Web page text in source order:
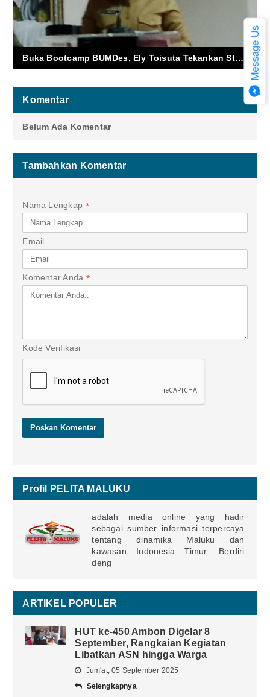
Buka Bootcamp BUMDes, Ely Toisuta Tekankan Studi Kelayakan: “Jangan Asal Jalan, Harus Untung”
Komentar
Belum Ada Komentar
Tambahkan Komentar
Nama Lengkap *
Email
Komentar Anda *
Kode Verifikasi
Profil PELITA MALUKU
adalah media online yang hadir
sebagai sumber informasi terpercaya
tentang dinamika Maluku dan
kawasan Indonesia Timur. Berdiri
deng
ARTIKEL POPULER
HUT ke-450 Ambon Digelar 8
September, Rangkaian Kegiatan
Libatkan ASN hingga Warga
Jum'at, 05 September 2025
Selengkapnya